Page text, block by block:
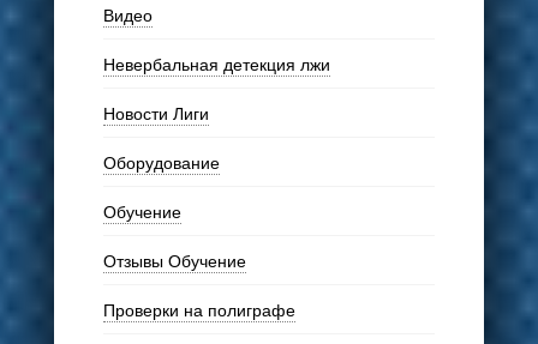
Видео
Невербальная детекция лжи
Новости Лиги
Оборудование
Обучение
Отзывы Обучение
Проверки на полиграфе